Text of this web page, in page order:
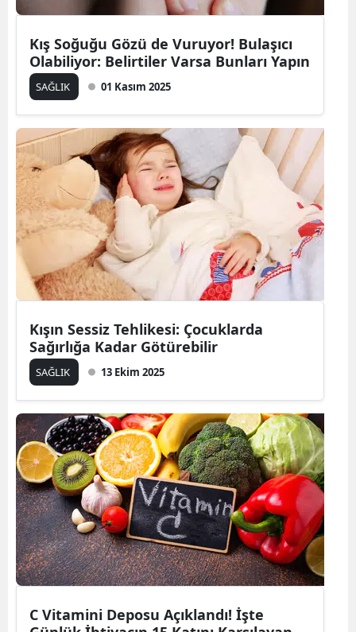
Kış Soğuğu Gözü de Vuruyor! Bulaşıcı
Olabiliyor: Belirtiler Varsa Bunları Yapın
SAĞLIK 01 Kasım 2025
Kışın Sessiz Tehlikesi: Çocuklarda
Sağırlığa Kadar Götürebilir
SAĞLIK 13 Ekim 2025
C Vitamini Deposu Açıklandı! İşte